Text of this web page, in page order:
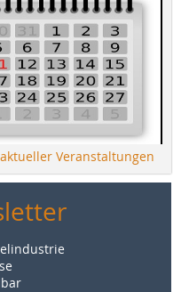
Veranstaltungen